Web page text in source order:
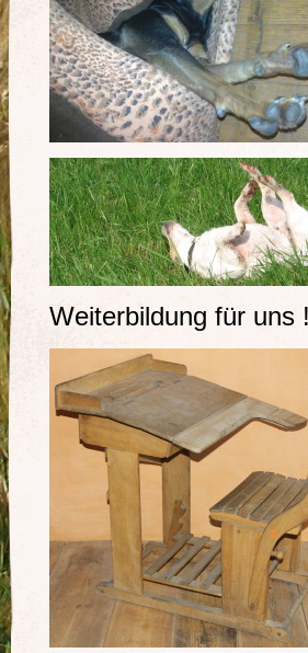
Weiterbildung für uns !